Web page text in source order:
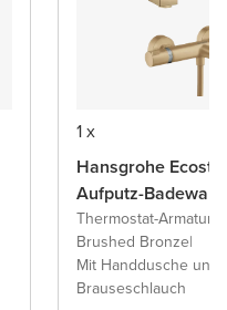
1 x
Hansgrohe
Aufputz-
Thermostat-Armatur
Brushed Bronze|
Mit Handdusche und
Brauseschlauch